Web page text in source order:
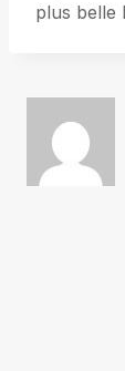
plus belle